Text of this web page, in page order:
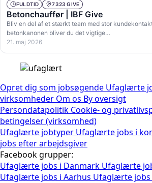
FULDTID 7323 GIVE
Betonchauffør | IBF Give
Bliv en del af et stærkt team med stor
betonkanonen bliver du det vigtige…
21. maj 2026
Opret dig som jobsøgende Ufaglærte
virksomheder Om os By oversigt
Persondatapolitik Cookie- og
betingelser (virksomhed)
Ufaglærte jobtyper Ufaglærte jobs i
jobs efter arbejdsgiver
Facebook grupper:
Ufaglærte jobs i Danmark Ufaglærte
Ufaglærte jobs i Aarhus Ufaglærte jobs